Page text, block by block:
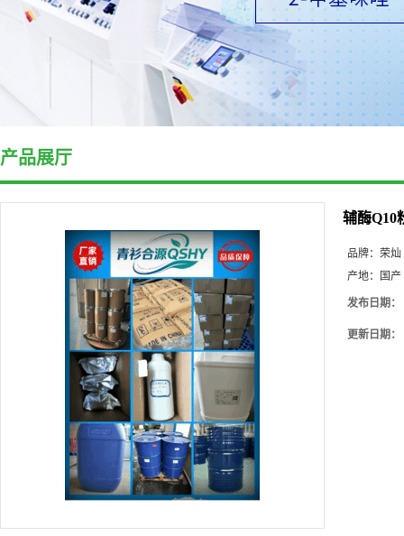
产品展厅
辅酶Q10
品牌： 荣灿
产地：
国产
发布日期：
更新日期：